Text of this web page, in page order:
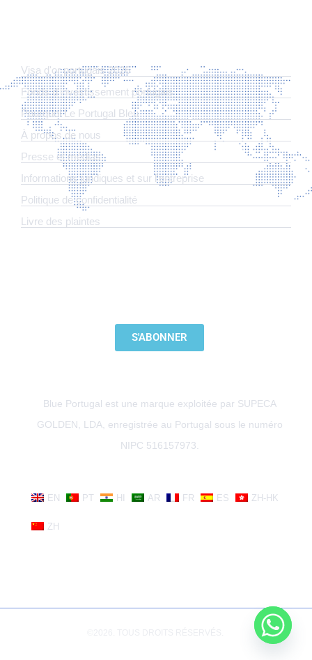
Visa d'or portugais 2026
Fonds d'investissement portugais
Pourquoi Le Portugal Bleu
À propos de nous
Presse et médias
Informations juridiques et sur l'entreprise
​Politique de confidentialité
Livre des plaintes
S'ABONNER
Blue Portugal est une marque exploitée par SUPECA
GOLDEN, LDA, enregistrée au Portugal sous le numéro
NIPC 516157973.
EN PT HI AR FR ES ZH-HK
ZH